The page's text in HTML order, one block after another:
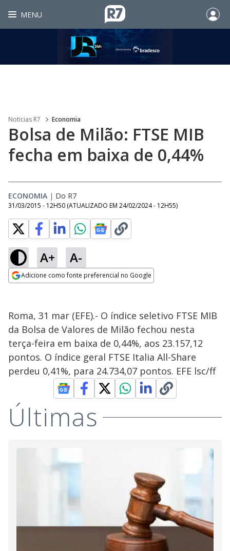
MENU
Noticias R7 Economia
Bolsa de Milão: FTSE MIB
fecha em baixa de 0,44%
ECONOMIA | Do R7
31/03/2015 - 12H50 (ATUALIZADO EM 24/02/2024 - 12H55)
A+ A-
Adicione como fonte preferencial no Google
Roma, 31 mar (EFE).- O índice seletivo FTSE MIB
da Bolsa de Valores de Milão fechou nesta
terça-feira em baixa de 0,44%, aos 23.157,12
pontos. O índice geral FTSE Italia All-Share
perdeu 0,41%, para 24.734,07 pontos. EFE lsc/ff
Últimas